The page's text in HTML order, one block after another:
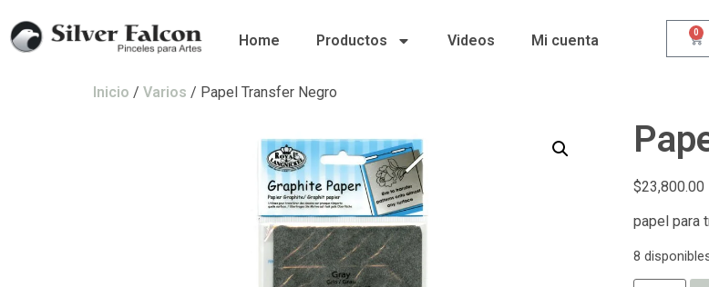
Home Productos Videos Mi cuenta 0
Inicio / Varios / Papel Transfer Negro
$23,800.00
papel para
8